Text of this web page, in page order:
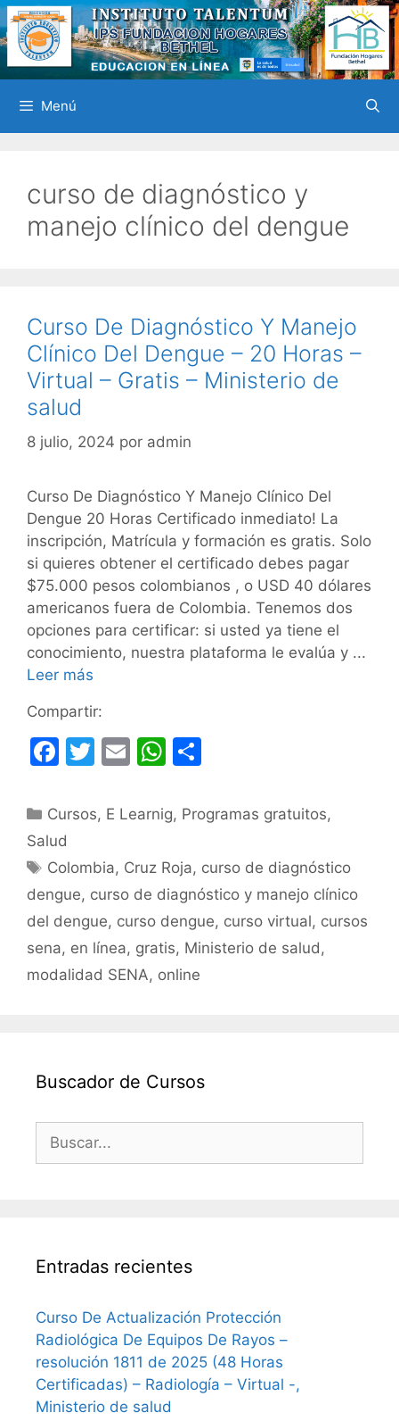
Saltar
al
contenido
Menú
curso de diagnóstico y
manejo clínico del dengue
Curso De Diagnóstico Y Manejo
Clínico Del Dengue – 20 Horas –
Virtual – Gratis – Ministerio de
salud
8 julio, 2024 por admin
Curso De Diagnóstico Y Manejo Clínico Del
Dengue 20 Horas Certificado inmediato! La
inscripción, Matrícula y formación es gratis. Solo
si quieres obtener el certificado debes pagar
$75.000 pesos colombianos , o USD 40 dólares
americanos fuera de Colombia. Tenemos dos
opciones para certificar: si usted ya tiene el
conocimiento, nuestra plataforma le evalúa y ...
Leer más
Compartir:
F
c
e
b
o
o
k
T
itt
E
ai
W
at
A
p
p
m
ar
tir
Categorías
Cursos, E Learnig, Programas gratuitos,
Salud
Etiquetas
Colombia, Cruz Roja, curso de diagnóstico
dengue, curso de diagnóstico y manejo clínico
del dengue, curso dengue, curso virtual, cursos
sena, en línea, gratis, Ministerio de salud ,
modalidad SENA, online
Buscador de Cursos
Entradas recientes
Curso De Actualización Protección
Radiológica De Equipos De Rayos –
resolución 1811 de 2025 (48 Horas
Certificadas) – Radiología – Virtual -,
Ministerio de salud